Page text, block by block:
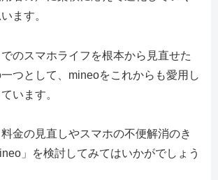
ます。
のスマホライフを根本から見直せた
つとして、mineoをこれからも愛用し
います。
金の見直しやスマホの不便解消のき
」を検討してみてはいかがでしょう